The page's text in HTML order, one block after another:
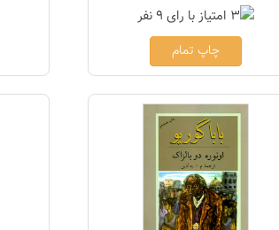
چاپ تمام